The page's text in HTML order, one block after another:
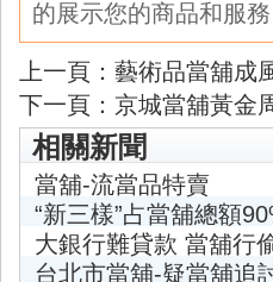
的展示您的商品和服
上一頁： 藝術品當舖成
下一頁： 京城當舖黃金
相關新聞
當舖-流當品特賣
“新三樣”占當舖總額
大銀行難貸款 當舖行
台北市當舖-疑當舖追